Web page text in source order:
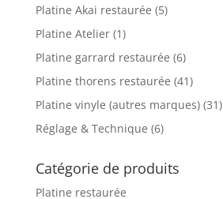
Platine Akai restaurée (5)
Platine Atelier(1)
Platine garrard restaurée (6)
Platine thorens restaurée (41)
Platine vinyle (autres marques)(31)
Réglage & Technique (6)
Catégorie de produits
Platine restaurée